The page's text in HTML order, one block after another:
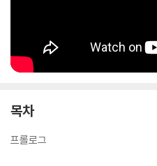
목차
프롤로그